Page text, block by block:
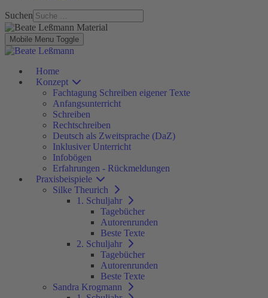
Suchen
Mobile Menu Toggle
Home
Konzept
Fachtagung Schreiben eigener Texte
Anfangsunterricht
Schreiben
Rechtschreiben
Deutsch als Zweitsprache (DaZ)
Inklusiver Unterricht
Infobögen
Erfahrungen - Rückmeldungen
Praxisbeispiele
Silke Theurich
1. Schuljahr
Tagebücher
Autorenrunden
Beste Texte
2. Schuljahr
Tagebücher
Autorenrunden
Beste Texte
Sandra Krogmann